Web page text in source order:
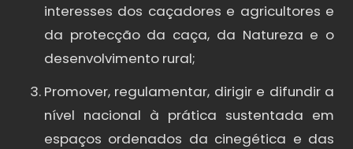
interesses dos caçadores e agricultores e
da protecção da caça, da Natureza e o
desenvolvimento rural;
Promover, regulamentar, dirigir e difundir a
nível nacional à prática sustentada em
espaços ordenados da cinegética e das